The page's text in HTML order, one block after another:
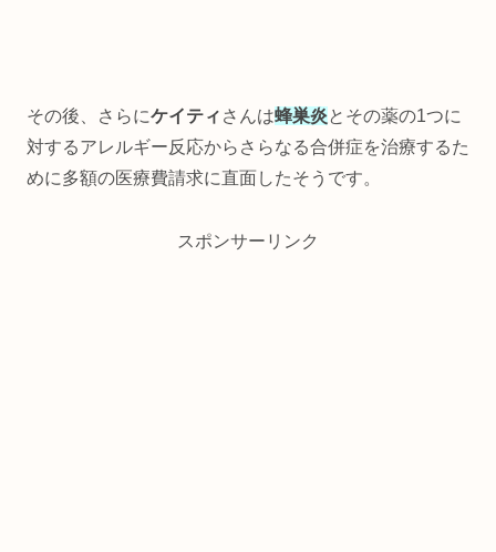
その後、さらにケイティ さんは蜂巣炎とその薬の1つに
対するアレルギー反応からさらなる合併症を治療するた
めに多額の医療費請求に直面したそうです。
スポンサーリンク